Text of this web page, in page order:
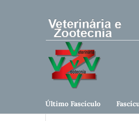
Último Fascículo